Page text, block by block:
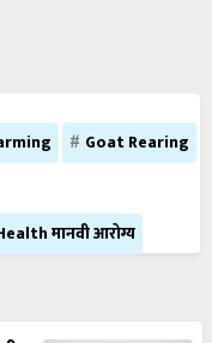
Goat Rearing
मानवी आरोग्य